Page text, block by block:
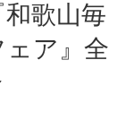
歌山毎
ア』全